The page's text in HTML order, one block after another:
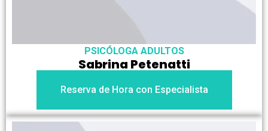
PSICÓLOGA ADULTOS
Sabrina Petenatti
Reserva de Hora con Especialista